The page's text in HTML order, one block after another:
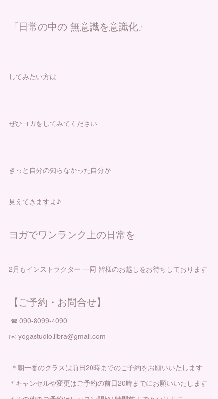
『日常の中の 無意識を意識化』
してみたい方は
ぜひヨガをしてみてください
きっと自分の知らなかった自分が
見えてきますよ♪
ヨガでワンランク上の日常を
2月もインストラクター 一同 皆様のお越しをお待ちしております
【ご予約・お問合せ】
☎︎ 090-8099-4090
✉️ yogastudio.libra@gmail.com
＊朝一番のクラスは前日20時までのご予約をお願いいたします
＊キャンセルや変更はご予約の前日20時までにお願いいたします